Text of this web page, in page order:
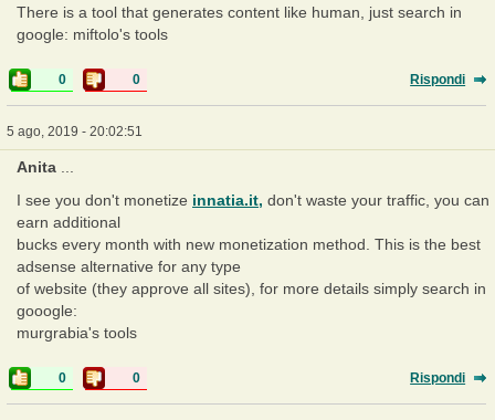
There is a tool that generates content like human, just search in
google: miftolo's tools
0 0 Rispondi
5 ago, 2019 - 20:02:51
Anita
I see you don't monetize innatia.it, don't waste your traffic, you can
earn additional
bucks every month with new monetization method. This is the best
adsense alternative for any type
of website (they approve all sites), for more details simply search in
gooogle:
murgrabia's tools
0 0 Rispondi